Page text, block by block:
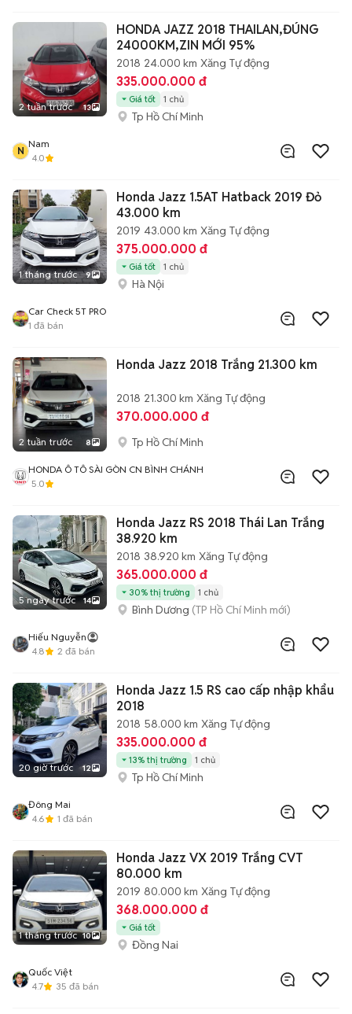
2 tuần trước 13
HONDA JAZZ 2018 THAILAN,ĐÚNG
24000KM,ZIN MỚI 95%
2018 24.000 km Xăng Tự động
335.000.000 đ
Giá tốt 1 chủ
Tp Hồ Chí Minh
N
Nam
4.0
1 tháng trước 9
Honda Jazz 1.5AT Hatback 2019 Đỏ
43.000 km
2019 43.000 km Xăng Tự động
375.000.000 đ
Giá tốt 1 chủ
Hà Nội
Car Check 5T PRO
1 đã bán
2 tuần trước 8
Honda Jazz 2018 Trắng 21.300 km
2018 21.300 km Xăng Tự động
370.000.000 đ
Tp Hồ Chí Minh
HONDA Ô TÔ SÀI GÒN CN BÌNH CHÁNH
5.0
5 ngày trước 14
Honda Jazz RS 2018 Thái Lan Trắng
38.920 km
2018 38.920 km Xăng Tự động
365.000.000 đ
30% thị trường 1 chủ
Bình Dương (TP Hồ Chí Minh mới)
Hiếu Nguyễn
4.8
2 đã bán
20 giờ trước 12
Honda Jazz 1.5 RS cao cấp nhập khẩu
2018
2018 58.000 km Xăng Tự động
335.000.000 đ
13% thị trường 1 chủ
Tp Hồ Chí Minh
Đông Mai
4.6
1 đã bán
1 tháng trước 10
Honda Jazz VX 2019 Trắng CVT
80.000 km
2019 80.000 km Xăng Tự động
368.000.000 đ
Giá tốt
Đồng Nai
Quốc Việt
4.7
35 đã bán